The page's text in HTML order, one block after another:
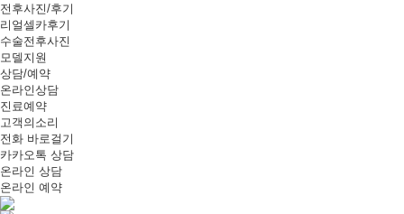
전후사진/후기
리얼셀카후기
수술전후사진
모델지원
상담/예약
온라인상담
진료예약
고객의소리
전화 바로걸기
카카오톡 상담
온라인 상담
온라인 예약